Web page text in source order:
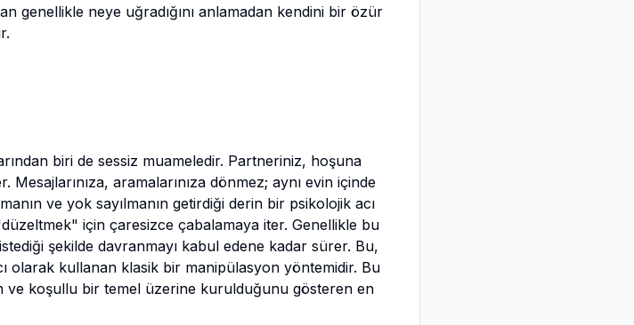
genellikle neye uğradığını anlamadan kendini bir özür
biri de sessiz muameledir. Partneriniz, hoşuna
aramalarınıza dönmez; aynı evin içinde
ve yok sayılmanın getirdiği derin bir psikolojik acı
için çaresizce çabalamaya iter. Genellikle bu
şekilde davranmayı kabul edene kadar sürer. Bu,
olarak kullanan klasik bir manipülasyon yöntemidir. Bu
ve koşullu bir temel üzerine kurulduğunu gösteren en